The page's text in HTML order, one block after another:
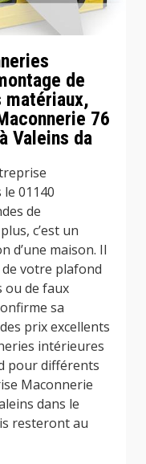
de
76
Valeins da
01140
de
c’est un
d’une maison. Il
de votre plafond
ou de faux
sa
prix excellents
intérieures
pour différents
Maconnerie
dans le
resteront au